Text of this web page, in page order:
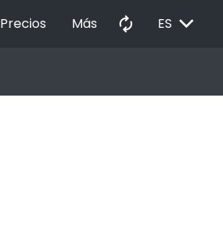
Precios Más autorenew ES EXPAND_MORE